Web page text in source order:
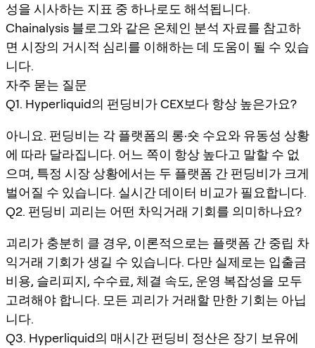
성을 시사하는 지표 중 하나로도 해석됩니다.
Chainalysis 블로그와 같은 온체인 분석 자료를 참고하
면 시장의 거시적 심리를 이해하는 데 도움이 될 수 있습
니다.
자주 묻는 질문
Q1. Hyperliquid의 펀딩비가 CEX보다 항상 높은가요?
아니요. 펀딩비는 각 플랫폼의 롱·숏 수요와 유동성 상황
에 따라 달라집니다. 어느 쪽이 항상 높다고 말할 수 없
으며, 특정 시장 상황에서는 두 플랫폼 간 펀딩비가 크게
벌어질 수 있습니다. 실시간 데이터 비교가 필요합니다.
Q2. 펀딩비 괴리는 어떤 차익거래 기회를 의미하나요?
괴리가 충분히 클 경우, 이론적으로는 플랫폼 간 중립 차
익거래 기회가 생길 수 있습니다. 다만 실제로는 입출금
비용, 슬리피지, 수수료, 체결 속도, 운영 복잡성을 모두
고려해야 합니다. 모든 괴리가 거래할 만한 기회는 아닙
니다.
Q3. Hyperliquid의 매시간 펀딩비 정산은 장기 보유에